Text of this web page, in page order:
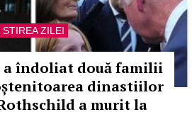
STIREA ZILEI
a îndoliat două familii
dinastiilor
a murit la